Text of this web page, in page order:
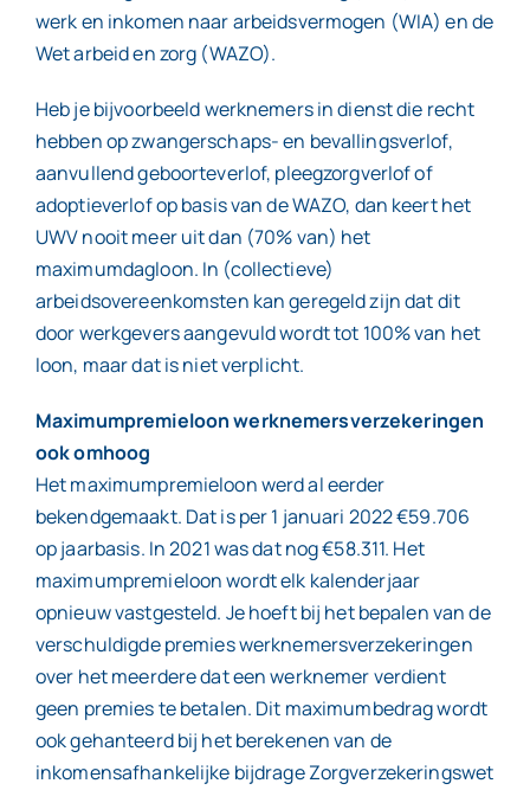
werk en inkomen naar arbeidsvermogen (WIA) en de
Wet arbeid en zorg (WAZO).
Heb je bijvoorbeeld werknemers in dienst die recht
hebben op zwangerschaps- en bevallingsverlof,
aanvullend geboorteverlof, pleegzorgverlof of
adoptieverlof op basis van de WAZO, dan keert het
UWV nooit meer uit dan (70% van) het
maximumdagloon. In (collectieve)
arbeidsovereenkomsten kan geregeld zijn dat dit
door werkgevers aangevuld wordt tot 100% van het
loon, maar dat is niet verplicht.
Maximumpremieloon werknemersverzekeringen
ook omhoog
Het maximumpremieloon werd al eerder
bekendgemaakt. Dat is per 1 januari 2022 €59.706
op jaarbasis. In 2021 was dat nog €58.311. Het
maximumpremieloon wordt elk kalenderjaar
opnieuw vastgesteld. Je hoeft bij het bepalen van de
verschuldigde premies werknemersverzekeringen
over het meerdere dat een werknemer verdient
geen premies te betalen. Dit maximumbedrag wordt
ook gehanteerd bij het berekenen van de
inkomensafhankelijke bijdrage Zorgverzekeringswet